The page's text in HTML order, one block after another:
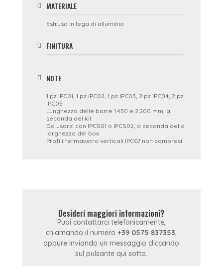
MATERIALE
Estruso in lega di alluminio
FINITURA
NOTE
1 pz IPC01, 1 pz IPC02, 1 pz IPC03, 2 pz IPC04, 2 pz
IPC05
Lunghezza delle barre 1.450 e 2.200 mm, a
seconda del kit
Da usarsi con IPCS01 o IPCS02, a seconda della
larghezza del box
Profili fermavetro verticali IPC07 non compresi
Desideri maggiori informazioni?
Puoi contattarci telefonicamente,
chiamando il numero+39 0575 837353,
oppure inviando un messaggio cliccando
sul pulsante qui sotto.